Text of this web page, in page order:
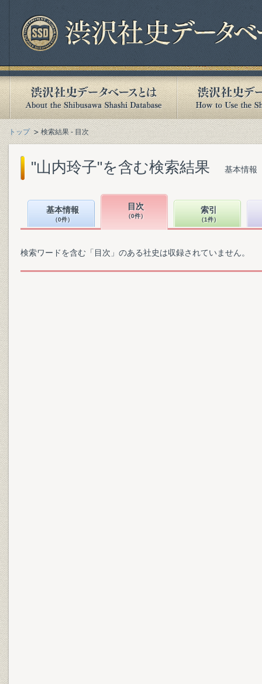
トップ 検索結果 - 目次
"山内玲子"を含む検索結果 基本情報
基本情報
（0件）
目次
（0件）
索引
（1件）
検索ワードを含む「目次」のある社史は収録されていません。